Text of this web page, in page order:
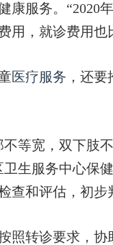
康服务。“2020
用，就诊费用
医疗服务 ，还
宽，双下肢
生服务中心保
查和评估，初
转诊要求，协